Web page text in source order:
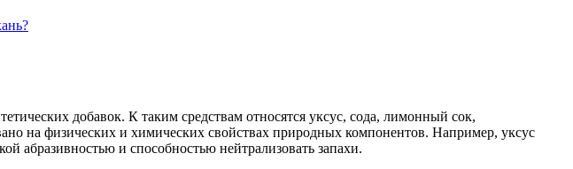
добавок. К таким средствам относятся уксус, сода, лимонный сок,
на физических и химических свойствах природных компонентов. Например, уксус
абразивностью и способностью нейтрализовать запахи.